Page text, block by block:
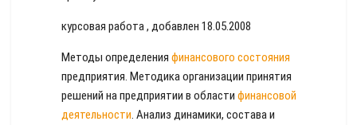
курсовая работа , добавлен 18.05.2008
Методы определения финансового состояния
предприятия. Методика организации принятия
решений на предприятии в области финансовой
деятельности. Анализ динамики, состава и